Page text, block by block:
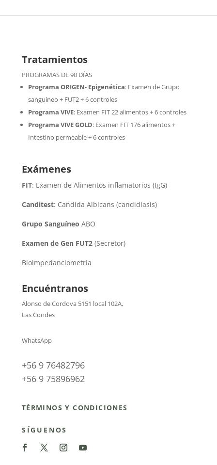
Tratamientos
PROGRAMAS DE 90 DÍAS
Programa ORIGEN- Epigenética:Examen de Grupo
sanguíneo + FUT2 + 6 controles
Programa VIVE: Examen FIT 22 alimentos + 6 controles
Programa VIVE GOLD: Examen FIT 176 alimentos +
Intestino permeable + 6 controles
Exámenes
FIT: Examen de Alimentos inflamatorios (IgG)
Canditest: Candida Albicans (candidiasis)
Grupo Sanguíneo ABO
Examen de Gen FUT2(Secretor)
Bioimpedanciometría
Encuéntranos
Alonso de Cordova 5151 local 102A,
Las Condes
WhatsApp
+56 9 76482796
+56 9 75896962
TÉRMINOS Y CONDICIONES
SÍGUENOS